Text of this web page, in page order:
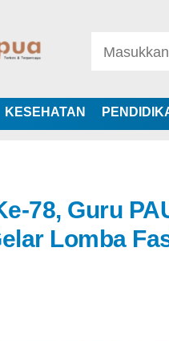
KESEHATAN
78, Guru
Lomba